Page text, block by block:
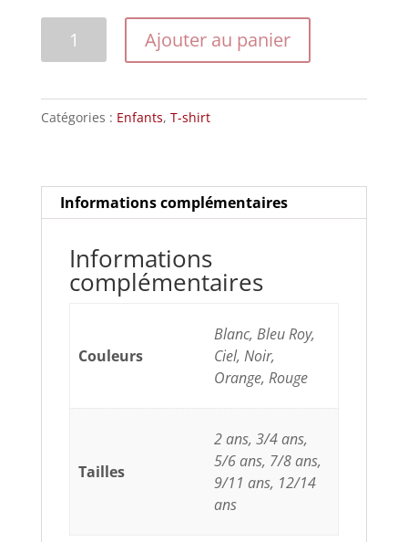
201551FTW
Ajouter au panier
Catégories : Enfants, T-shirt
Informations complémentaires
Informations
complémentaires
Couleurs
Blanc, Bleu Roy,
Ciel, Noir,
Orange, Rouge
Tailles
2 ans, 3/4 ans,
5/6 ans, 7/8 ans,
9/11 ans, 12/14
ans